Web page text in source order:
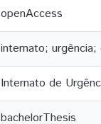
openAccess
internato; urgência;
Internato de
bachelorThesis